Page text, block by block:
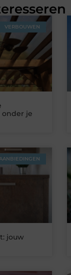
VERBOUWEN
je
AANBIEDINGEN
jouw